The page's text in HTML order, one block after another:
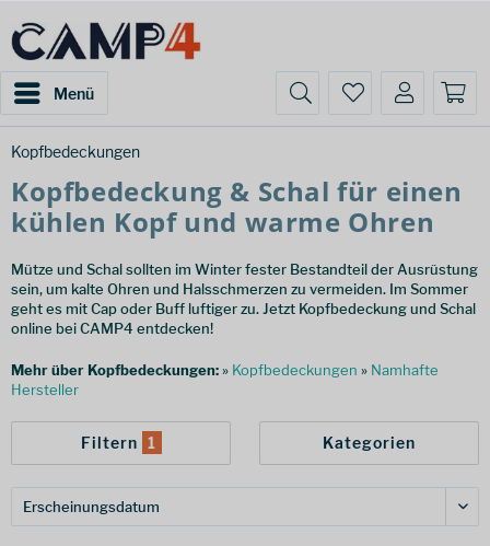
Menü
Kopfbedeckungen
Kopfbedeckung & Schal für einen
kühlen Kopf und warme Ohren
Mütze und Schal sollten im Winter fester Bestandteil der Ausrüstung
sein, um kalte Ohren und Halsschmerzen zu vermeiden. Im Sommer
geht es mit Cap oder Buff luftiger zu. Jetzt Kopfbedeckung und Schal
online bei CAMP4 entdecken!
Mehr über Kopfbedeckungen:» Kopfbedeckungen » Namhafte
Hersteller
Filtern 1 Kategorien